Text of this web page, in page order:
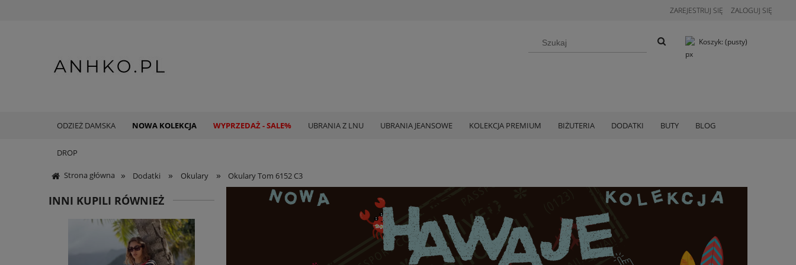
ZAREJESTRUJ SIĘ ZALOGUJ SIĘ
Koszyk: (pusty)
ODZIEŻ DAMSKA NOWA KOLEKCJA WYPRZEDAŻ - SALE% UBRANIA Z LNU UBRANIA JEANSOWE KOLEKCJA PREMIUM BIŻUTERIA DODATKI BUTY BLOG
DROP
Strona główna » Dodatki » Okulary » Okulary Tom 6152 C3
INNI KUPILI RÓWNIEŻ